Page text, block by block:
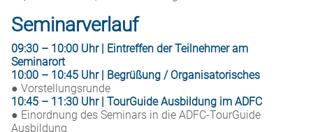
Seminarverlauf
09:30 – 10:00 Uhr | Eintreffen der Teilnehmer am
Seminarort
10:00 – 10:45 Uhr | Begrüßung / Organisatorisches
● Vorstellungsrunde
10:45 – 11:30 Uhr | TourGuide Ausbildung im ADFC
● Einordnung des Seminars in die ADFC-TourGuide
Ausbildung